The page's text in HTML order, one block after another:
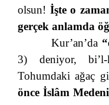
olsun! İşte o
gerçek anlamda
Kur’an’da
3) deniyor,
Tohumdaki ağaç
önce İslâm